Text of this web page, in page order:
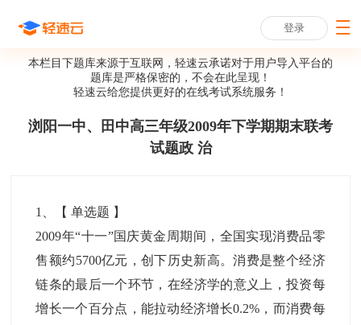
登录
本栏目下题库来源于互联网，轻速云承诺对于用户导入平台的
题库是严格保密的，不会在此呈现！
轻速云给您提供更好的在线考试系统服务！
浏阳一中、田中高三年级2009年下学期期末联考
试题政 治
1 、【单选题 】
2009年“十一”国庆黄金周期间，全国实现消费品零
售额约5700亿元，创下历史新高。消费是整个经济
链条的最后一个环节，在经济学的意义上，投资每
增长一个百分点，能拉动经济增长0.2%，而消费每